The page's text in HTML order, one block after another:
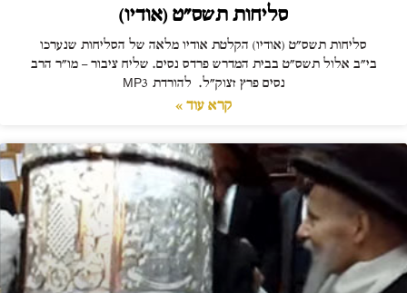
סליחות תשס"ט (אודיו)
סליחות תשס"ט (אודיו) הקלטת אודיו מלאה של הסליחות שנערכו
בי"ב אלול תשס"ט בבית המדרש פרדס נסים. שליח ציבור – מו"ר הרב
נסים פרץ זצוק"ל. להורדת MP3
קרא עוד »